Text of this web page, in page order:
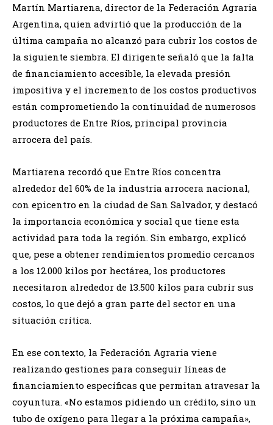
Martín Martiarena, director de la Federación Agraria
Argentina, quien advirtió que la producción de la
última campaña no alcanzó para cubrir los costos de
la siguiente siembra. El dirigente señaló que la falta
de financiamiento accesible, la elevada presión
impositiva y el incremento de los costos productivos
están comprometiendo la continuidad de numerosos
productores de Entre Ríos, principal provincia
arrocera del país.
Martiarena recordó que Entre Ríos concentra
alrededor del 60% de la industria arrocera nacional,
con epicentro en la ciudad de San Salvador, y destacó
la importancia económica y social que tiene esta
actividad para toda la región. Sin embargo, explicó
que, pese a obtener rendimientos promedio cercanos
a los 12.000 kilos por hectárea, los productores
necesitaron alrededor de 13.500 kilos para cubrir sus
costos, lo que dejó a gran parte del sector en una
situación crítica.
En ese contexto, la Federación Agraria viene
realizando gestiones para conseguir líneas de
financiamiento específicas que permitan atravesar la
coyuntura. «No estamos pidiendo un crédito, sino un
tubo de oxígeno para llegar a la próxima campaña»,